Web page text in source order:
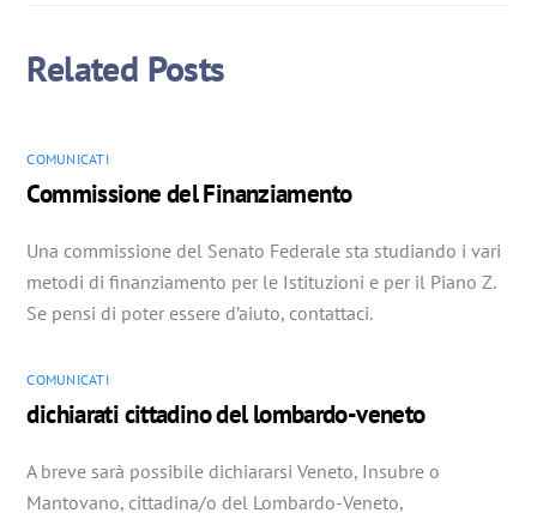
Related Posts
COMUNICATI
Commissione del Finanziamento
Una commissione del Senato Federale sta studiando i vari
metodi di finanziamento per le Istituzioni e per il Piano Z.
Se pensi di poter essere d’aiuto, contattaci.
COMUNICATI
dichiarati cittadino del lombardo-veneto
A breve sarà possibile dichiararsi Veneto, Insubre o
Mantovano, cittadina/o del Lombardo-Veneto,